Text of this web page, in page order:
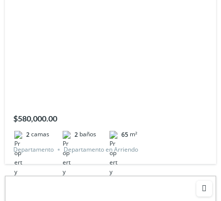
$580,000.00
2camas 2 baños 65 m²
Departamento
Departamento en Arriendo